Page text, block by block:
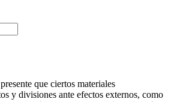
que ciertos materiales
y divisiones ante efectos externos, como